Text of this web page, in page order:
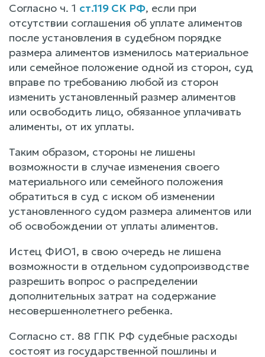
Согласно ч. 1 ст.119 СК РФ, если при
отсутствии соглашения об уплате алиментов
после установления в судебном порядке
размера алиментов изменилось материальное
или семейное положение одной из сторон, суд
вправе по требованию любой из сторон
изменить установленный размер алиментов
или освободить лицо, обязанное уплачивать
алименты, от их уплаты.
Таким образом, стороны не лишены
возможности в случае изменения своего
материального или семейного положения
обратиться в суд с иском об изменении
установленного судом размера алиментов или
об освобождении от уплаты алиментов.
Истец ФИО1, в свою очередь не лишена
возможности в отдельном судопроизводстве
разрешить вопрос о распределении
дополнительных затрат на содержание
несовершеннолетнего ребенка.
Согласно ст. 88 ГПК РФ судебные расходы
состоят из государственной пошлины и